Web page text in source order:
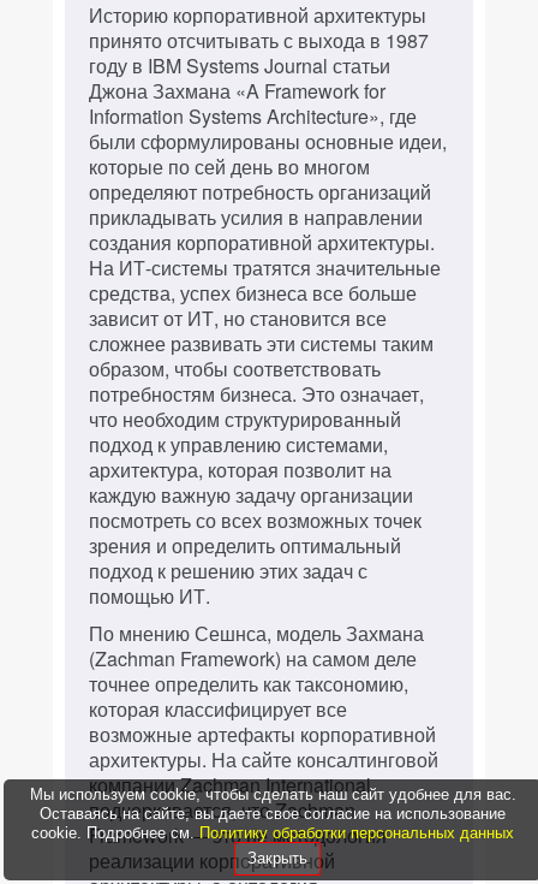
Историю корпоративной архитектуры
принято отсчитывать с выхода в 1987
году в IBM Systems Journal статьи
Джона Захмана «A Framework for
Information Systems Architecture», где
были сформулированы основные идеи,
которые по сей день во многом
определяют потребность организаций
прикладывать усилия в направлении
создания корпоративной архитектуры.
На ИТ-системы тратятся значительные
средства, успех бизнеса все больше
зависит от ИТ, но становится все
сложнее развивать эти системы таким
образом, чтобы соответствовать
потребностям бизнеса. Это означает,
что необходим структурированный
подход к управлению системами,
архитектура, которая позволит на
каждую важную задачу организации
посмотреть со всех возможных точек
зрения и определить оптимальный
подход к решению этих задач с
помощью ИТ.
По мнению Сешнса, модель Захмана
(Zachman Framework) на самом деле
точнее определить как таксономию,
которая классифицирует все
возможные артефакты корпоративной
архитектуры. На сайте консалтинговой
компании Zachman International
подчеркивается, что Zachman
Framework — это не методология
реализации корпоративной
Мы используем cookie, чтобы сделать наш сайт удобнее для вас.
Оставаясь на сайте, вы даете свое согласие на использование
cookie. Подробнее см.Политику обработки персональных данных
Закрыть